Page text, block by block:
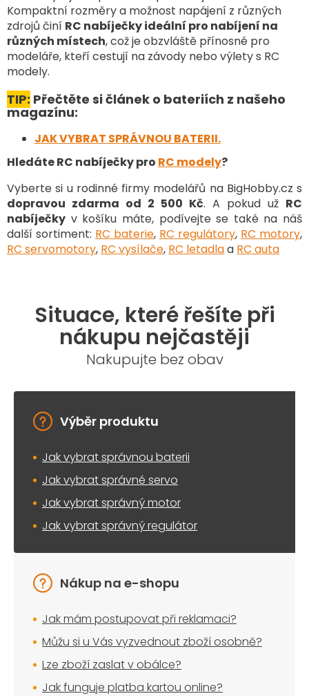
Kompaktní rozměry a možnost napájení z různých
zdrojů činí RC nabíječky ideální pro nabíjení na
různých místech, což je obzvláště přínosné pro
modeláře, kteří cestují na závody nebo výlety s RC
modely.
TIP: Přečtěte si článek o bateriích z našeho
magazínu:
JAK VYBRAT SPRÁVNOU BATERII.
Hledáte RC nabíječky pro RC modely?
Vyberte si u rodinné firmy modelářů na BigHobby.cz s
dopravou zdarma od 2 500 Kč. A pokud už RC
nabíječky v košíku máte, podívejte se také na náš
další sortiment: RC baterie, RC regulátory, RC motory,
RC servomotory, RC vysílače, RC letadlaa RC auta
Situace, které řešíte při
nákupu nejčastěji
Nakupujte bez obav
Výběr produktu
Jak vybrat správnou baterii
Jak vybrat správné servo
Jak vybrat správný motor
Jak vybrat správný regulátor
Nákup na e-shopu
Jak mám postupovat při reklamaci?
Můžu si u Vás vyzvednout zboží osobně?
Lze zboží zaslat v obálce?
Jak funguje platba kartou online?